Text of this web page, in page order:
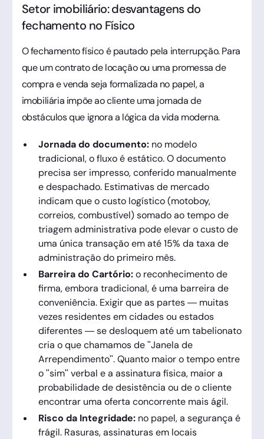
Setor imobiliário: desvantagens do
fechamento no Físico
O fechamento físico é pautado pela interrupção. Para
que um contrato de locação ou uma promessa de
compra e venda seja formalizada no papel, a
imobiliária impõe ao cliente uma jornada de
obstáculos que ignora a lógica da vida moderna.
Jornada do documento: no modelo
tradicional, o fluxo é estático. O documento
precisa ser impresso, conferido manualmente
e despachado. Estimativas de mercado
indicam que o custo logístico (motoboy,
correios, combustível) somado ao tempo de
triagem administrativa pode elevar o custo de
uma única transação em até 15% da taxa de
administração do primeiro mês.
Barreira do Cartório:o reconhecimento de
firma, embora tradicional, é uma barreira de
conveniência. Exigir que as partes — muitas
vezes residentes em cidades ou estados
diferentes — se desloquem até um tabelionato
cria o que chamamos de "Janela de
Arrependimento". Quanto maior o tempo entre
o "sim" verbal e a assinatura física, maior a
probabilidade de desistência ou de o cliente
encontrar uma oferta concorrente mais ágil.
Risco da Integridade:no papel, a segurança é
frágil. Rasuras, assinaturas em locais